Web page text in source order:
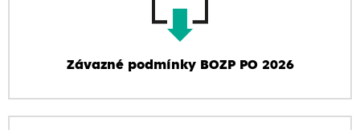
Závazné podmínky BOZP PO 2026